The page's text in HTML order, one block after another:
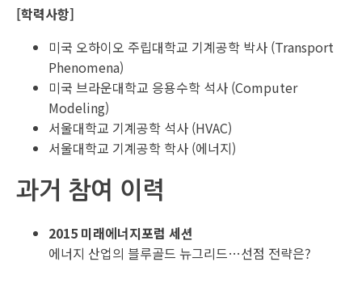
[학력사항]
미국 오하이오 주립대학교 기계공학 박사 (Transport
Phenomena)
미국 브라운대학교 응용수학 석사 (Computer
Modeling)
서울대학교 기계공학 석사 (HVAC)
서울대학교 기계공학 학사 (에너지)
과거 참여 이력
2015 미래에너지포럼 세션
에너지 산업의 블루골드 뉴그리드…선점 전략은?